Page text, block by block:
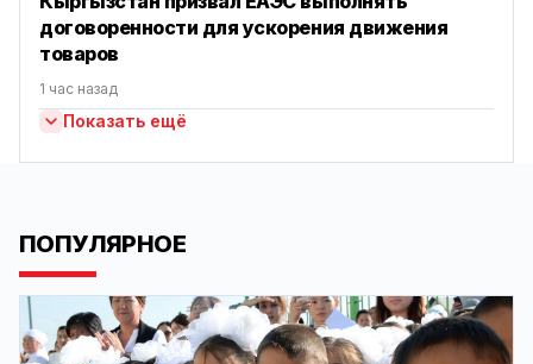
договоренности для ускорения движения
товаров
1 час назад
Показать ещё
ПОПУЛЯРНОЕ